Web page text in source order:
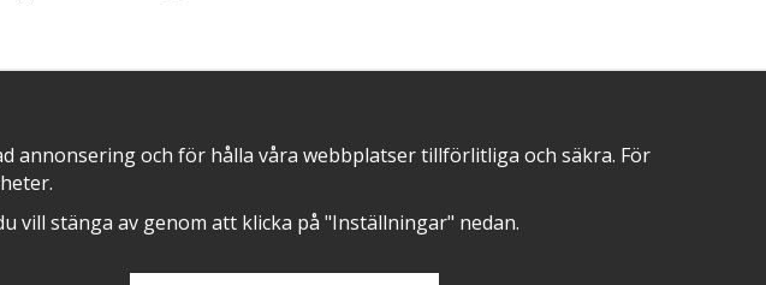
POSITIVA OMDÖMEN PÅ
annonsering och för hålla våra webbplatser tillförlitliga och säkra. För
vill stänga av genom att klicka på "Inställningar" nedan.